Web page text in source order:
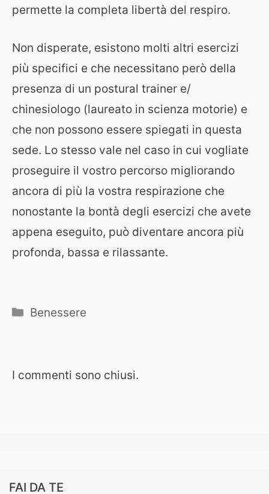
permette la completa libertà del respiro.
Non disperate, esistono molti altri esercizi
più specifici e che necessitano però della
presenza di un postural trainer e/
chinesiologo (laureato in scienza motorie) e
che non possono essere spiegati in questa
sede. Lo stesso vale nel caso in cui vogliate
proseguire il vostro percorso migliorando
ancora di più la vostra respirazione che
nonostante la bontà degli esercizi che avete
appena eseguito, può diventare ancora più
profonda, bassa e rilassante.
Categorie
Benessere
I commenti sono chiusi.
FAI DA TE